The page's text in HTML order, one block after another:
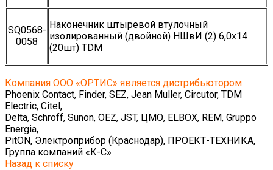
SQ0568-
0058
Наконечник штыревой втулочный
изолированный (двойной) НШвИ (2) 6,0х14
(20шт) TDM
Компания ООО «ОРТИС» является дистрибьютором:
Phoenix Contact, Finder, SEZ, Jean Muller, Circutor, TDM
Electric, Citel,
Delta, Schroff, Sunon, OEZ, JST, ЦМО, ELBOX, REM, Gruppo
Energia,
PitON, Электроприбор (Краснодар), ПРОЕКТ-ТЕХНИКА,
Группа компаний «К-С»
Назад к списку